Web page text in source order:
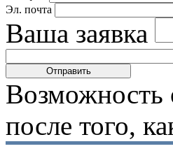
Эл. почта
Ваша заявка
Возможность
после того,